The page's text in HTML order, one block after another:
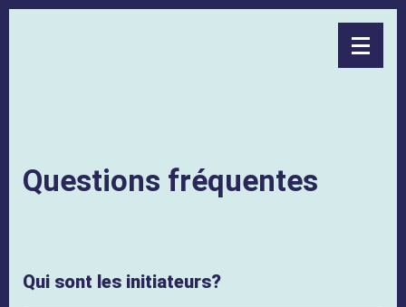
Questions fréquentes
Qui sont les initiateurs?